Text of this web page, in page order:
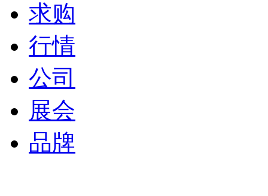
求购
行情
公司
展会
品牌